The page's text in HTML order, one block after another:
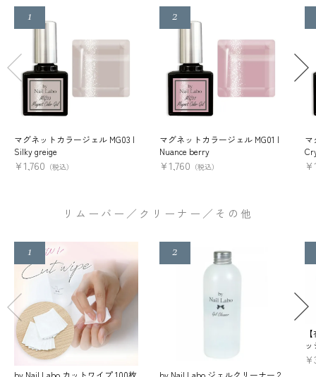
マグネットカラージェル MG03 |
Silky greige
¥1,760 （税込）
マグネットカラージェル MG01 |
Nuance berry
¥1,760 （税込）
マ
¥
リムーバー／クリーナー／その他
by Nail Labo カットワイプ 100枚
by Nail Labo ジェルクリーナー 2
¥